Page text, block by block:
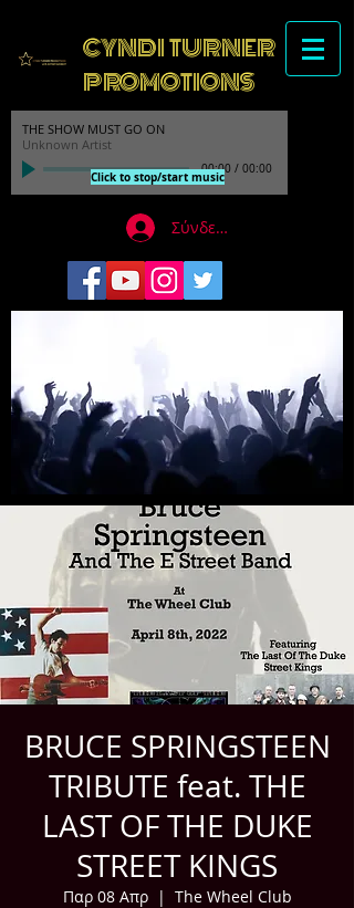
CYNDI TURNER
PROMOTIONS
THE SHOW MUST GO ON
Unknown Artist
00:00 / 00:00
Click to stop/start music
Σύνδεση
BRUCE SPRINGSTEEN
TRIBUTE feat. THE
LAST OF THE DUKE
STREET KINGS
Παρ 08 Απρ
  |
The Wheel Club